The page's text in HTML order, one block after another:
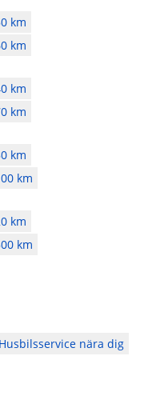
km
km
km
km
km
km
km
km
Husbilsservice nära dig